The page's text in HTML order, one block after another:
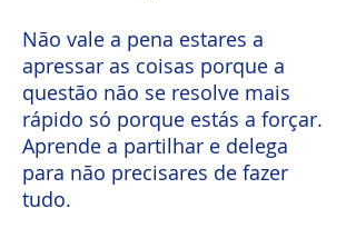
Não vale a pena estares a
apressar as coisas porque a
questão não se resolve mais
rápido só porque estás a forçar.
Aprende a partilhar e delega
para não precisares de fazer
tudo.